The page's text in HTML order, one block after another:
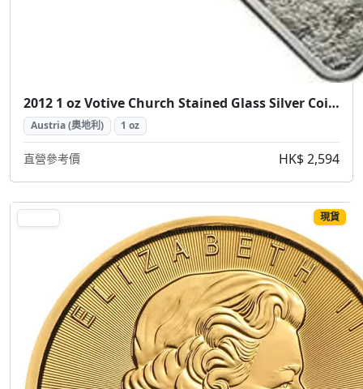
2012 1 oz Votive Church Stained Glass Silver Coin (2012 維也納感恩教堂 彩繪玻璃銀幣 1盎司)
Austria (奧地利) 1 oz
直營參考價 HK$ 2,594
現貨